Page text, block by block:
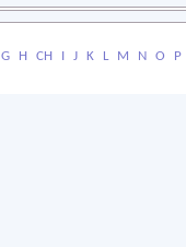
G H CH I J K L M N O P